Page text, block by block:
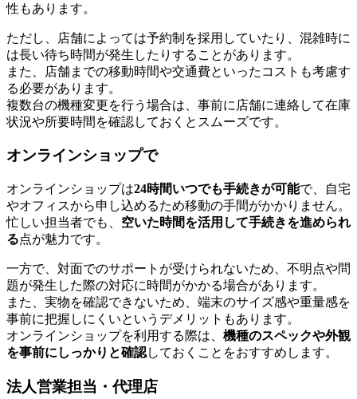
性もあります。
ただし、店舗によっては予約制を採用していたり、混雑時に
は長い待ち時間が発生したりすることがあります。
また、店舗までの移動時間や交通費といったコストも考慮す
る必要があります。
複数台の機種変更を行う場合は、事前に店舗に連絡して在庫
状況や所要時間を確認しておくとスムーズです。
オンラインショップで
オンラインショップは24時間いつでも手続きが可能で、自宅
やオフィスから申し込めるため移動の手間がかかりません。
忙しい担当者でも、 空いた時間を活用して手続きを進められ
る点が魅力です。
一方で、対面でのサポートが受けられないため、不明点や問
題が発生した際の対応に時間がかかる場合があります。
また、実物を確認できないため、端末のサイズ感や重量感を
事前に把握しにくいというデメリットもあります。
オンラインショップを利用する際は、 機種のスペックや外観
を事前にしっかりと確認しておくことをおすすめします。
法人営業担当・代理店